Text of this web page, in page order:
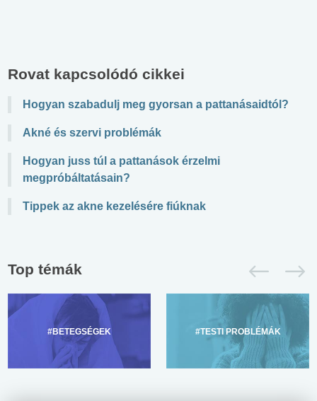
Rovat kapcsolódó cikkei
Hogyan szabadulj meg gyorsan a pattanásaidtól?
Akné és szervi problémák
Hogyan juss túl a pattanások érzelmi
megpróbáltatásain?
Tippek az akne kezelésére fiúknak
Top témák
#BETEGSÉGEK #TESTI PROBLÉMÁK